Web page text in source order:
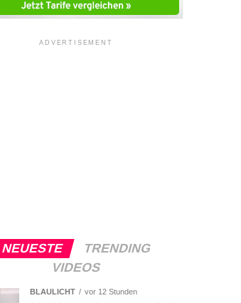
ADVERTISEMENT
NEUESTE
TRENDING
VIDEOS
BLAULICHT vor 12 Stunden